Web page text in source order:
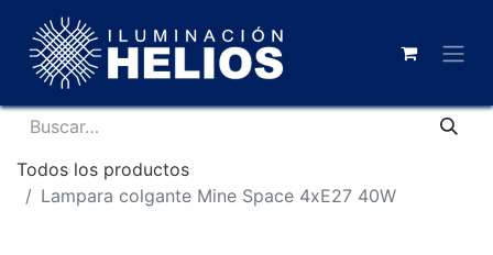
Todos los productos
Lampara colgante Mine Space 4xE27 40W